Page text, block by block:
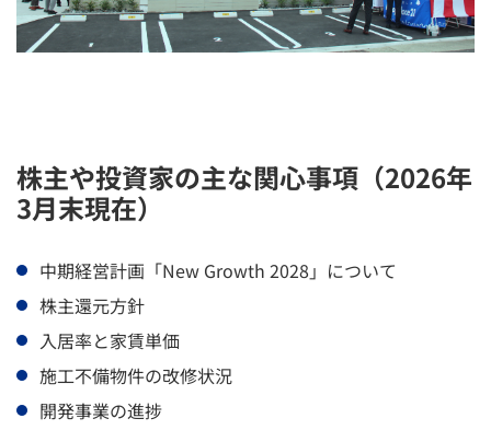
株主や投資家の主な関心事項（2026年
3月末現在）
中期経営計画「New Growth 2028」について
株主還元方針
入居率と家賃単価
施工不備物件の改修状況
開発事業の進捗